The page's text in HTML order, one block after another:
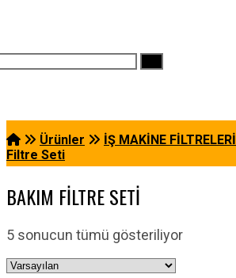
Ürünler İŞ MAKİNE FİLTRELERİ
Filtre Seti
BAKIM FILTRE SETI
5 sonucun tümü gösteriliyor